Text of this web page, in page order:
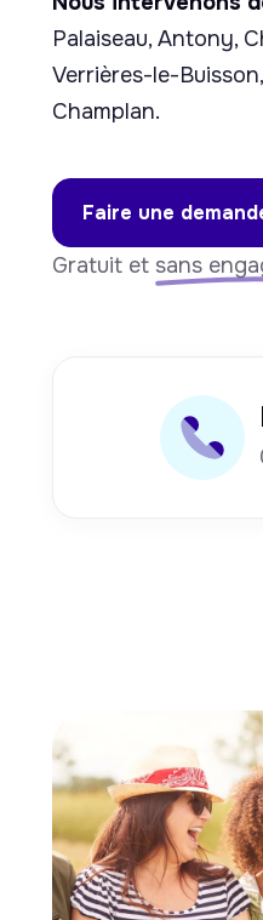
Palaiseau, Antony,
Verrières-le-
Champlan.
Faire une
Gratuit et sans